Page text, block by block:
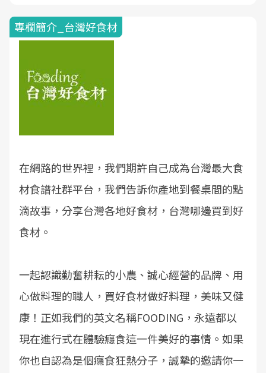
專欄簡介_台灣好食材
在網路的世界裡，我們期許自己成為台灣最大食
材食譜社群平台，我們告訴你產地到餐桌間的點
滴故事，分享台灣各地好食材，台灣哪邊買到好
食材。
一起認識勤奮耕耘的小農、誠心經營的品牌、用
心做料理的職人，買好食材做好料理，美味又健
康！正如我們的英文名稱FOODING，永遠都以
現在進行式在體驗癮食這一件美好的事情。如果
你也自認為是個癮食狂熱分子，誠摯的邀請你一